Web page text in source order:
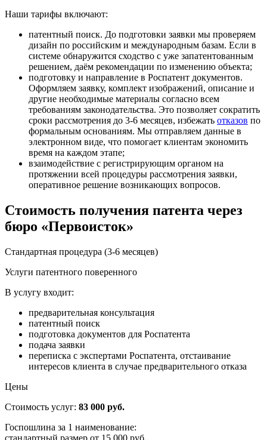
Наши тарифы включают:
патентный поиск. До подготовки заявки мы проверяем
дизайн по российским и международным базам. Если в
системе обнаружится сходство с уже запатентованным
решением, даём рекомендации по изменению объекта;
подготовку и направление в Роспатент документов.
Оформляем заявку, комплект изображений, описание и
другие необходимые материалы согласно всем
требованиям законодательства. Это позволяет сократить
сроки рассмотрения до 3-6 месяцев, избежать отказов по
формальным основаниям. Мы отправляем данные в
электронном виде, что помогает клиентам экономить
время на каждом этапе;
взаимодействие с регистрирующим органом на
протяжении всей процедуры рассмотрения заявки,
оперативное решение возникающих вопросов.
Стоимость получения патента через
бюро «Первоисток»
Стандартная процедура (3-6 месяцев)
Услуги патентного поверенного
В услугу входит:
предварительная консультация
патентный поиск
подготовка документов для Роспатента
подача заявки
переписка с экспертами Роспатента, отстаивание
интересов клиента в случае предварительного отказа
Цены
Стоимость услуг: 83 000 руб.
Госпошлина за 1 наименование:
стандартный размер от 15 000 руб.,